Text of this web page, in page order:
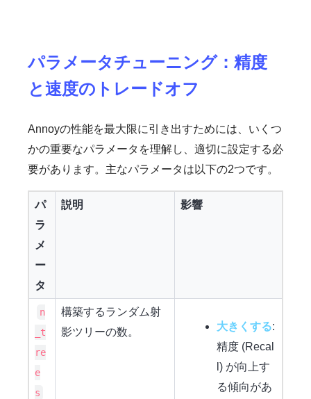
パラメータチューニング：精度
と速度のトレードオフ
Annoyの性能を最大限に引き出すためには、いくつ
かの重要なパラメータを理解し、適切に設定する必
要があります。主なパラメータは以下の2つです。
パ
ラ
メ
ー
タ
説明 影響
n
_t
re
e
s
構築するランダム射
影ツリーの数。
大きくする:
精度 (Recal
l) が向上す
る傾向があ